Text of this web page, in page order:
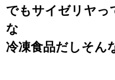
でもサイゼリヤっ
な
冷凍食品だしそん